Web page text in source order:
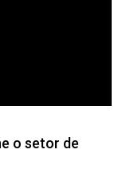
o setor de